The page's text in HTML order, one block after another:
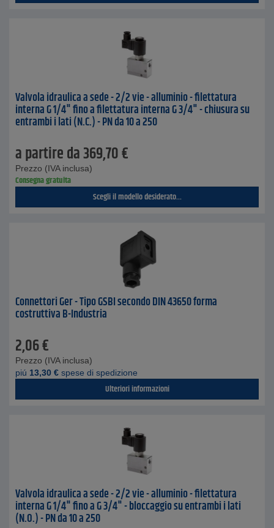
Valvola idraulica a sede - 2/2 vie - alluminio - filettatura
interna G 1/4" fino a filettatura interna G 3/4" - chiusura su
entrambi i lati (N.C.) - PN da 10 a 250
a partire da369,70€
Prezzo (IVA inclusa)
Consegna gratuita
Scegli il modello desiderato...
Connettori Ger - Tipo GSBI secondo DIN 43650 forma
costruttiva B-Industria
2,06€
Prezzo (IVA inclusa)
piú 13,30 € spese di spedizione
Ulteriori informazioni
Valvola idraulica a sede - 2/2 vie - alluminio - filettatura
interna G 1/4" fino a G 3/4" - bloccaggio su entrambi i lati
(N.O.) - PN da 10 a 250